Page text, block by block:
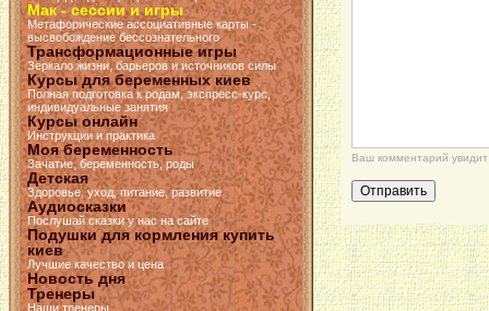
Мак - сессии и игры
Метафорические ассоциативные карты -
высвобождение бессознательного
Трансформационные игры
Зеркало жизни, барьеров и источников силы
Курсы для беременных киев
Полная подготовка к родам, экспресс-курс,
индивидуальные занятия
Курсы онлайн
Инструкции и практика
Моя беременность
Зачатие, беременность, роды
Детская
Здоровье, уход, питание, развитие
Аудиосказки
Послушай сказки у нас на сайте
Подушки для кормления купить
киев
Лучшие качество и цена
Новость дня
Тренеры
Наши тренеры
Ваш комментарий